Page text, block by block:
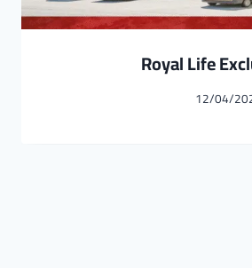
Royal Life
12/04/